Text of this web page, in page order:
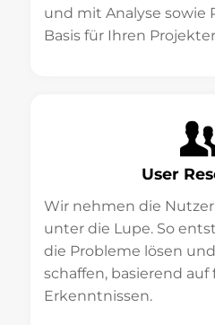
und mit Analyse sowie
Basis für Ihren
User
Wir nehmen die
unter die Lupe. So
die Probleme lösen
schaffen, basierend
Erkenntnissen.